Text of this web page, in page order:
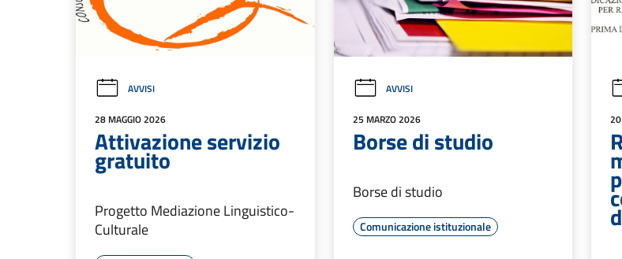
AVVISI
28 MAGGIO 2026
Attivazione servizio
gratuito
Progetto Mediazione Linguistico-
Culturale
AVVISI
25 MARZO 2026
Borse di studio
Borse di studio
Comunicazione istituzionale